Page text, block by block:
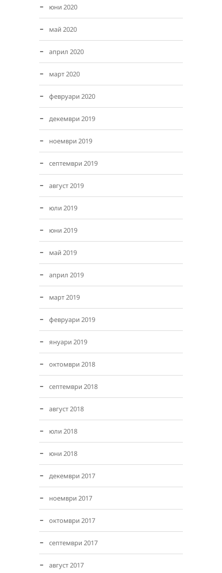
юни 2020
май 2020
април 2020
март 2020
февруари 2020
декември 2019
ноември 2019
септември 2019
август 2019
юли 2019
юни 2019
май 2019
април 2019
март 2019
февруари 2019
януари 2019
октомври 2018
септември 2018
август 2018
юли 2018
юни 2018
декември 2017
ноември 2017
октомври 2017
септември 2017
август 2017